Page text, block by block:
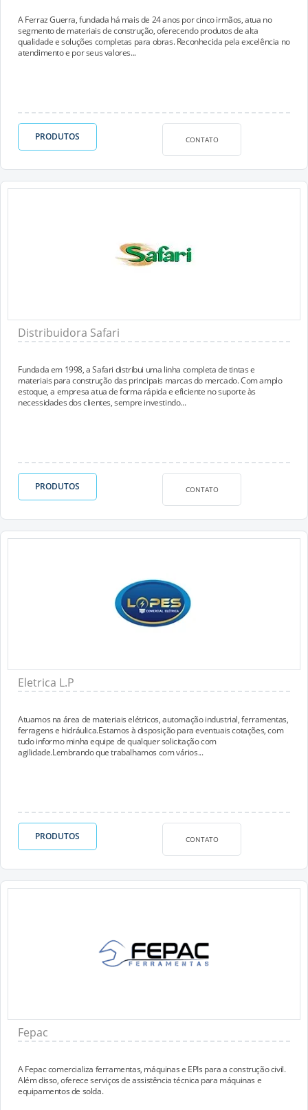
A Ferraz Guerra, fundada há mais de 24 anos por cinco irmãos, atua no
segmento de materiais de construção, oferecendo produtos de alta
qualidade e soluções completas para obras. Reconhecida pela excelência no
atendimento e por seus valores...
PRODUTOS CONTATO
Distribuidora Safari
Fundada em 1998, a Safari distribui uma linha completa de tintas e
materiais para construção das principais marcas do mercado. Com amplo
estoque, a empresa atua de forma rápida e eficiente no suporte às
necessidades dos clientes, sempre investindo...
PRODUTOS CONTATO
Eletrica L.P
Atuamos na área de materiais elétricos, automação industrial, ferramentas,
ferragens e hidráulica.Estamos à disposição para eventuais cotações, com
tudo informo minha equipe de qualquer solicitação com
agilidade.Lembrando que trabalhamos com vários...
PRODUTOS CONTATO
Fepac
A Fepac comercializa ferramentas, máquinas e EPIs para a construção civil.
Além disso, oferece serviços de assistência técnica para máquinas e
equipamentos de solda.